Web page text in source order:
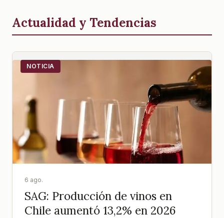
Actualidad y Tendencias
NOTICIA
6 ago.
SAG: Producción de vinos en
Chile aumentó 13,2% en 2026